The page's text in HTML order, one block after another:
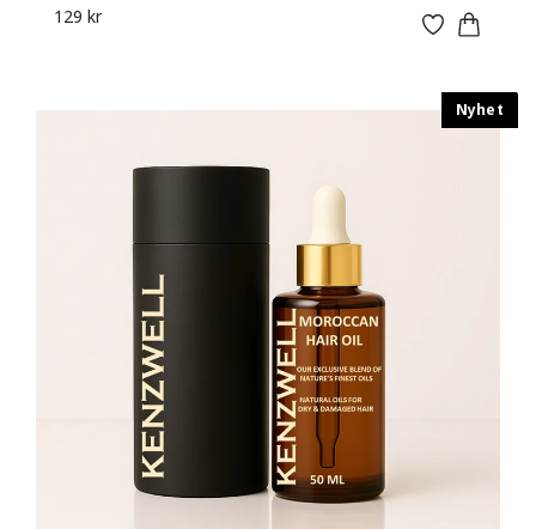
129 kr
Nyhet